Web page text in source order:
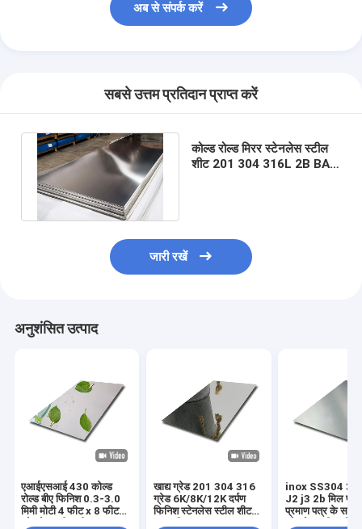
अब से संपर्क करें
सबसे उत्तम प्रतिदान प्राप्त करें
कोल्ड रोल्ड मिरर स्टेनलेस स्टील
शीट 201 304 316L 2B BA
जारी रखें
अनुशंसित उत्पाद
एआईएसआई 430 कोल्ड
रोल्ड बीए फिनिश 0.3-3.0
मिमी मोटी 4 फीट x 8 फीट
खाद्य ग्रेड 201 304 316
ग्रेड 6K/8K/12K दर्पण
फिनिश स्टेनलेस स्टील शीट
inox SS304
J2 j3 2b मिल
प्रमाण पत्र के साथ